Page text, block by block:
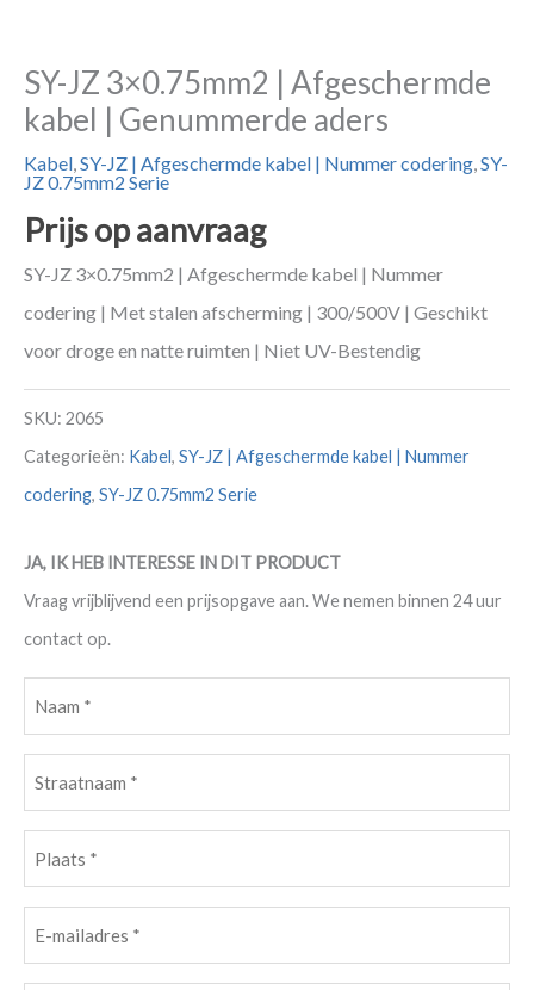
SY-JZ 3×0.75mm2 | Afgeschermde
kabel | Genummerde aders
Kabel,SY-JZ | Afgeschermde kabel | Nummer codering,SY-
JZ 0.75mm2 Serie
Prijs op aanvraag
SY-JZ 3×0.75mm2 | Afgeschermde kabel | Nummer
codering | Met stalen afscherming | 300/500V | Geschikt
voor droge en natte ruimten | Niet UV-Bestendig
SKU: 2065
Categorieën: Kabel, SY-JZ | Afgeschermde kabel | Nummer
codering, SY-JZ 0.75mm2 Serie
JA, IK HEB INTERESSE IN DIT PRODUCT
Vraag vrijblijvend een prijsopgave aan. We nemen binnen 24 uur
contact op.
(Vereist)
(Vereist)
(Vereist)
mailadres(Vereist)